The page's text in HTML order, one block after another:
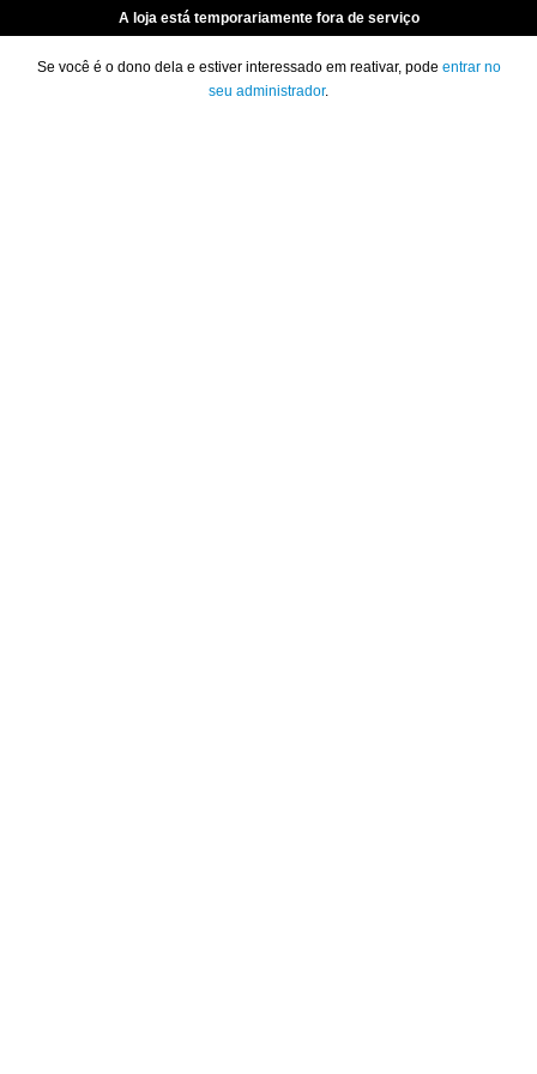
A loja está temporariamente fora de serviço
Se você é o dono dela e estiver interessado em reativar, pode entrar no
seu administrador.